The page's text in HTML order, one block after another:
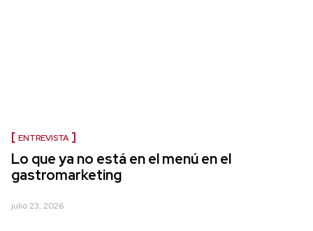
ENTREVISTA
Lo que ya no está en el menú en el
gastromarketing
julio 23, 2026